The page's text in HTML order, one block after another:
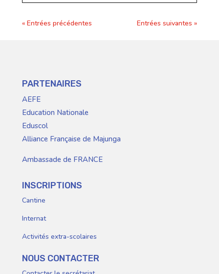
« Entrées précédentes Entrées suivantes »
PARTENAIRES
AEFE
Education Nationale
Eduscol
Alliance Française de Majunga
Ambassade de FRANCE
INSCRIPTIONS
Cantine
Internat
Activités extra-scolaires
NOUS CONTACTER